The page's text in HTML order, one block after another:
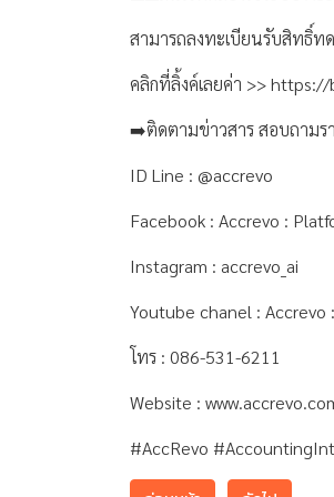
สามารถลงทะเบียนรับสิทธิ์ท
คลิกที่ลิ้งค์เลยค่า >>
➡️ติดตามข่าวสาร สอบถามร
ID Line : @accrevo
Facebook : Accrevo :
Instagram : accrevo_ai
Youtube chanel :
โทร : 086-531-6211
Website :
#AccRevo